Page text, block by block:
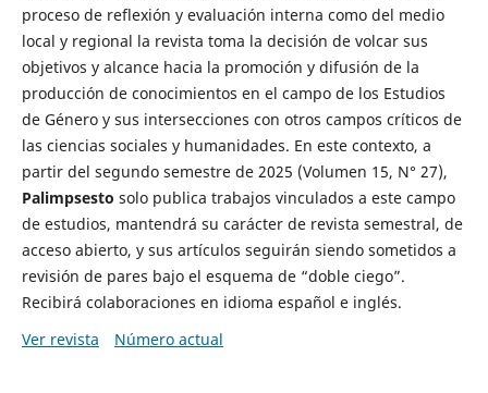
proceso de reflexión y evaluación interna como del medio
local y regional la revista toma la decisión de volcar sus
objetivos y alcance hacia la promoción y difusión de la
producción de conocimientos en el campo de los Estudios
de Género y sus intersecciones con otros campos críticos de
las ciencias sociales y humanidades. En este contexto, a
partir del segundo semestre de 2025 (Volumen 15, N° 27),
Palimpsesto solo publica trabajos vinculados a este campo
de estudios, mantendrá su carácter de revista semestral, de
acceso abierto, y sus artículos seguirán siendo sometidos a
revisión de pares bajo el esquema de “doble ciego”.
Recibirá colaboraciones en idioma español e inglés.
Ver revista
Número actual